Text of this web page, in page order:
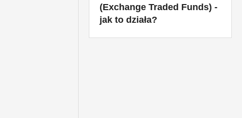
(Exchange Traded Funds) -
jak to działa?